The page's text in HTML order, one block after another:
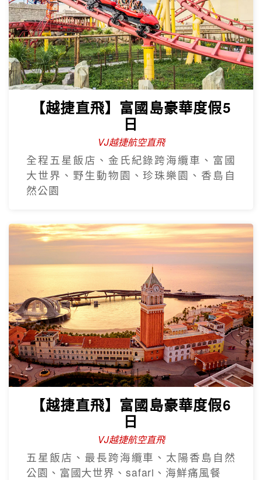
【越捷直飛】富國島豪華度假5
日
VJ越捷航空直飛
全程五星飯店、金氏紀錄跨海纜車、富國
大世界、野生動物園、珍珠樂園、香島自
然公園
【越捷直飛】富國島豪華度假6
日
VJ越捷航空直飛
五星飯店、最長跨海纜車、太陽香島自然
公園、富國大世界、safari、海鮮痛風餐